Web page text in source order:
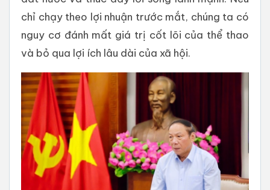
chỉ chạy theo lợi nhuận trước mắt, chúng ta có
nguy cơ đánh mất giá trị cốt lõi của thể thao
và bỏ qua lợi ích lâu dài của xã hội.